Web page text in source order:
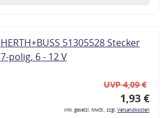
HERTH+BUSS 51305528 Stecker
7-polig, 6 - 12 V
UVP 4,09 €
1,93 €
inkl. gesetzl. MwSt., zzgl.Versandkosten